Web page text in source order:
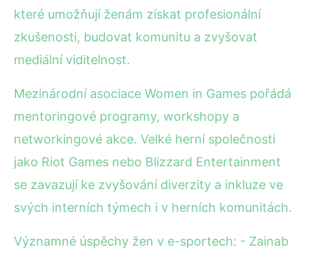
které umožňují ženám získat profesionální
zkušenosti, budovat komunitu a zvyšovat
mediální viditelnost.
Mezinárodní asociace Women in Games pořádá
mentoringové programy, workshopy a
networkingové akce. Velké herní společnosti
jako Riot Games nebo Blizzard Entertainment
se zavazují ke zvyšování diverzity a inkluze ve
svých interních týmech i v herních komunitách.
Významné úspěchy žen v e-sportech: - Zainab